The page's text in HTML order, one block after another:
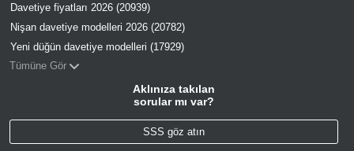
Davetiye fiyatları 2026 (20939)
Nişan davetiye modelleri 2026 (20782)
Yeni düğün davetiye modelleri (17929)
Tümüne Gör
Aklınıza takılan
sorular mı var?
SSS göz atın